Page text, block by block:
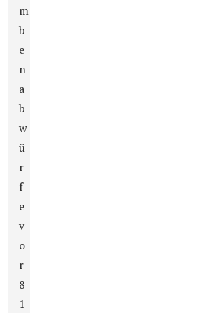
m
b
e
n
a
b
w
ü
r
f
e
v
o
r
8
1